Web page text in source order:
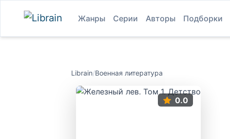
Жанры Серии Авторы Подборки
Librain/Военная литература
0.0